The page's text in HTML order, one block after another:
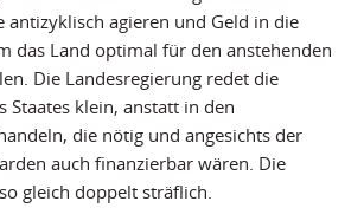
antizyklisch agieren und Geld in die
das Land optimal für den anstehenden
Die Landesregierung redet die
Staates klein, anstatt in den
die nötig und angesichts der
auch finanzierbar wären. Die
gleich doppelt sträflich.